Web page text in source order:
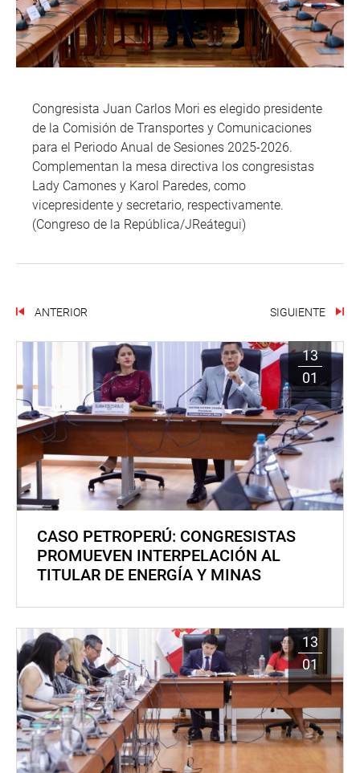
Congresista Juan Carlos Mori es elegido presidente
de la Comisión de Transportes y Comunicaciones
para el Periodo Anual de Sesiones 2025-2026.
Complementan la mesa directiva los congresistas
Lady Camones y Karol Paredes, como
vicepresidente y secretario, respectivamente.
(Congreso de la República/JReátegui)
ANTERIOR SIGUIENTE
13
01
CASO PETROPERÚ: CONGRESISTAS
PROMUEVEN INTERPELACIÓN AL
TITULAR DE ENERGÍA Y MINAS
13
01